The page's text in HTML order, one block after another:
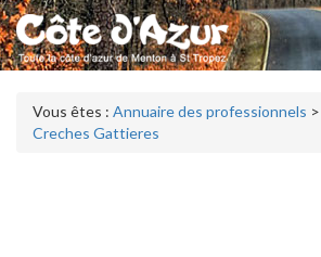
Vous êtes : Annuaire des professionnels >
Creches Gattieres